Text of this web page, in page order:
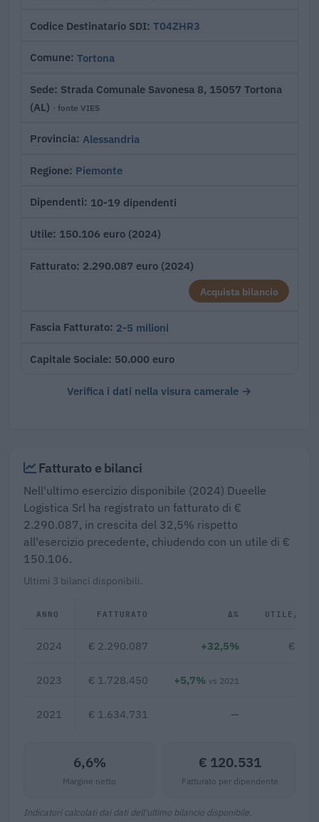
Codice Destinatario SDI T04ZHR3
Comune Tortona
Sede Strada Comunale Savonesa 8, 15057 Tortona
(AL) · fonte VIES
Provincia Alessandria
Regione Piemonte
Dipendenti 10-19 dipendenti
Utile 150.106 euro (2024)
Fatturato 2.290.087 euro (2024)
Acquista bilancio
Fascia Fatturato 2-5 milioni
Capitale Sociale 50.000 euro
Verifica i dati nella visura camerale →
Fatturato e bilanci
Nell'ultimo esercizio disponibile (2024) Dueelle
Logistica Srl ha registrato un fatturato di €
2.290.087, in crescita del 32,5% rispetto
all'esercizio precedente, chiudendo con un utile di €
150.106.
Ultimi 3 bilanci disponibili.
ANNO FATTURATO Δ% UTILE/
2024 € 2.290.087 +32,5% €
2023 € 1.728.450 +5,7% vs 2021
2021 € 1.634.731 —
6,6%
Margine netto
€ 120.531
Fatturato per dipendente
Indicatori calcolati dai dati dell'ultimo bilancio disponibile.